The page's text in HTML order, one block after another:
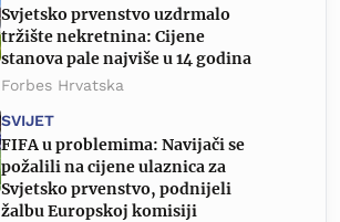
Svjetsko prvenstvo uzdrmalo
tržište nekretnina: Cijene
stanova pale najviše u 14 godina
Forbes Hrvatska
SVIJET
FIFA u problemima: Navijači se
požalili na cijene ulaznica za
Svjetsko prvenstvo, podnijeli
žalbu Europskoj komisiji